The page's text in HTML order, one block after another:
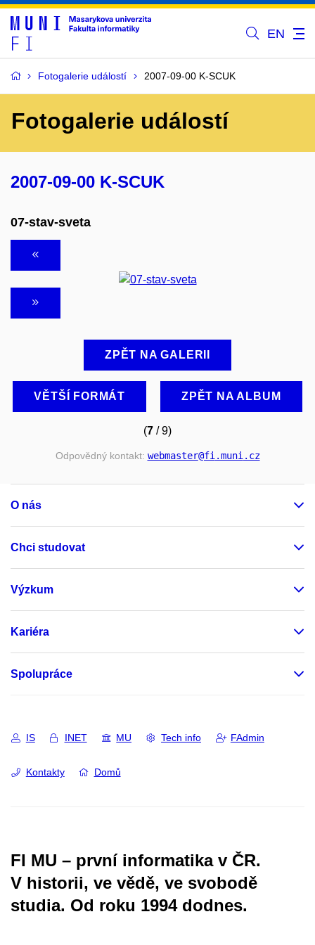
EN
Fotogalerie událostí 2007-09-00 K-SCUK
Fotogalerie událostí
2007-09-00 K-SCUK
07-stav-sveta
ZPĚT NA GALERII
VĚTŠÍ FORMÁT ZPĚT NA ALBUM
(7 / 9)
Odpovědný kontakt: webmaster@fi.muni.cz
O nás
Chci studovat
Výzkum
Kariéra
Spolupráce
IS INET MU Tech info FAdmin
Kontakty Domů
FI MU – první informatika v ČR.
V historii, ve vědě, ve svobodě
studia. Od roku 1994 dodnes.